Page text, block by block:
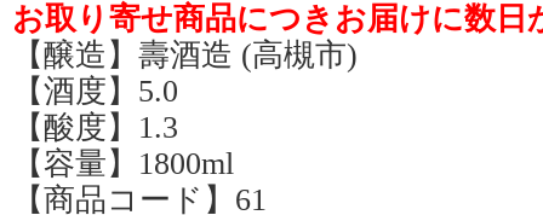
お取り寄せ商品につきお届けに数日
【醸造】壽酒造 (高槻市)
【酒度】5.0
【酸度】1.3
【容量】1800ml
【商品コード】61